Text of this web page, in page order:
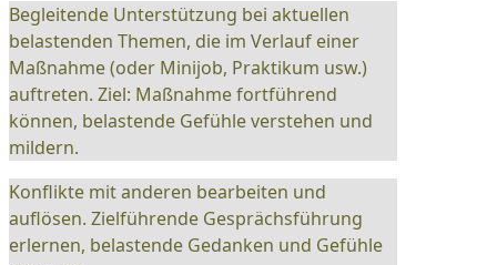
Begleitende Unterstützung bei aktuellen
belastenden Themen, die im Verlauf einer
Maßnahme (oder Minijob, Praktikum usw.)
auftreten. Ziel: Maßnahme fortführend
können, belastende Gefühle verstehen und
mildern.
Konflikte mit anderen bearbeiten und
auflösen. Zielführende Gesprächsführung
erlernen, belastende Gedanken und Gefühle